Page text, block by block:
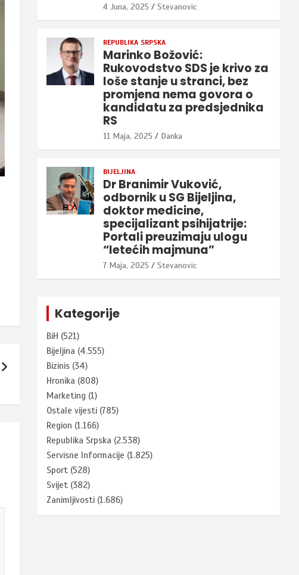
4 Juna, 2025 Stevanovic
REPUBLIKA SRPSKA
Marinko Božović:
Rukovodstvo SDS je krivo za
loše stanje u stranci, bez
promjena nema govora o
kandidatu za predsjednika
RS
11 Maja, 2025 Danka
BIJELJINA
Dr Branimir Vuković,
odbornik u SG Bijeljina,
doktor medicine,
specijalizant psihijatrije:
Portali preuzimaju ulogu
“letećih majmuna”
7 Maja, 2025 Stevanovic
Kategorije
BiH (521)
Bijeljina (4.555)
Bizinis (34)
Hronika (808)
Marketing (1)
Ostale vijesti (785)
Region (1.166)
Republika Srpska (2.538)
Servisne Informacije (1.825)
Sport (528)
Svijet (382)
Zanimljivosti (1.686)